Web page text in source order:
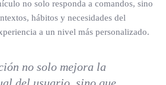
no solo responda a comandos, sino
hábitos y necesidades del
a un nivel más personalizado.
no solo mejora la